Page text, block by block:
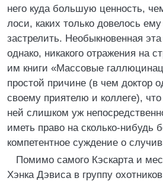
него куда большую ценность,
лоси, каких только довелось
застрелить. Необыкновенная
однако, никакого отражения на
им книги «Массовые
простой причине (в чем доктор
своему приятелю и коллеге),
ней слишком уж
иметь право на сколько-нибудь
компетентное суждение о
Помимо самого Кэскарта и
Хэнка Дэвиса в группу